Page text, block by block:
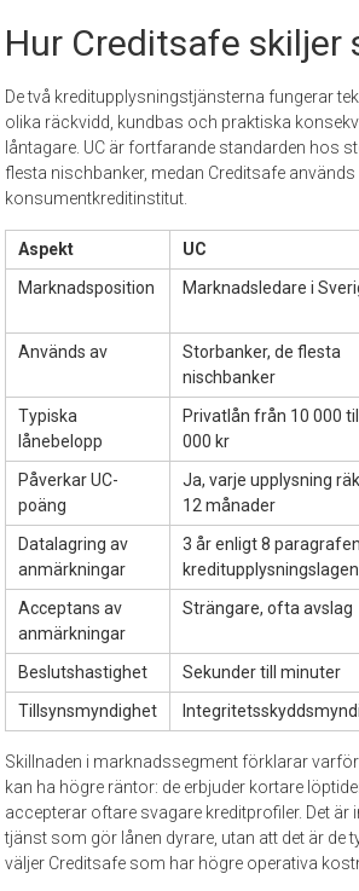
Hur Creditsafe skiljer
De två kreditupplysningstjänsterna fungerar
olika räckvidd, kundbas och praktiska
låntagare. UC är fortfarande standarden hos
flesta nischbanker, medan Creditsafe
konsumentkreditinstitut.
Aspekt UC
Marknadsposition
Marknadsledare i
Används av
Storbanker, de flesta
nischbanker
Typiska
lånebelopp
Privatlån från 10 000
000 kr
Påverkar UC-
poäng
Ja, varje upplysning
12 månader
Datalagring av
anmärkningar
3 år enligt 8 paragrafen
kreditupplysningslagen
Acceptans av
anmärkningar
Strängare, ofta avslag
Beslutshastighet
Sekunder till minuter
Tillsynsmyndighet
Skillnaden i marknadssegment förklarar
kan ha högre räntor: de erbjuder kortare
accepterar oftare svagare kreditprofiler. Det är
tjänst som gör lånen dyrare, utan att det är de
väljer Creditsafe som har högre operativa